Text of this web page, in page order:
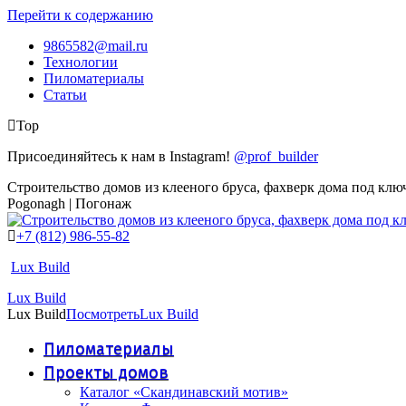
Перейти к содержанию
9865582@mail.ru
Технологии
Пиломатериалы
Статьи
Top
Присоединяйтесь к нам в Instagram! @prof_builder
Строительство домов из клееного бруса, фахверк дома под
Pogonagh | Погонаж
+7 (812) 986-55-82
Lux Build
Lux Build
Lux BuildПосмотретьLux Build
Пиломатериалы
Проекты домов
Каталог «Скандинавский мотив»